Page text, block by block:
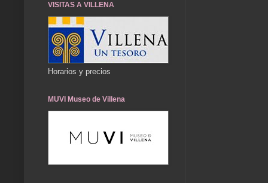
VISITAS A VILLENA
Horarios y precios
MUVI Museo de Villena